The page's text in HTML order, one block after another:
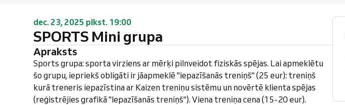
dec. 23, 2025 plkst. 19:00
SPORTS Mini grupa
Apraksts
Sports grupa: sporta virziens ar mērķi pilnveidot fiziskās spējas. Lai apmeklētu
šo grupu, iepriekš obligāti ir jāapmeklē "iepazīšanās treniņš" (25 eur): treniņš
kurā treneris iepazīstina ar Kaizen treniņu sistēmu un novērtē klienta spējas
(reģistrējies grafikā "Iepazīšanās treniņš"). Viena treniņa cena (15-20 eur).